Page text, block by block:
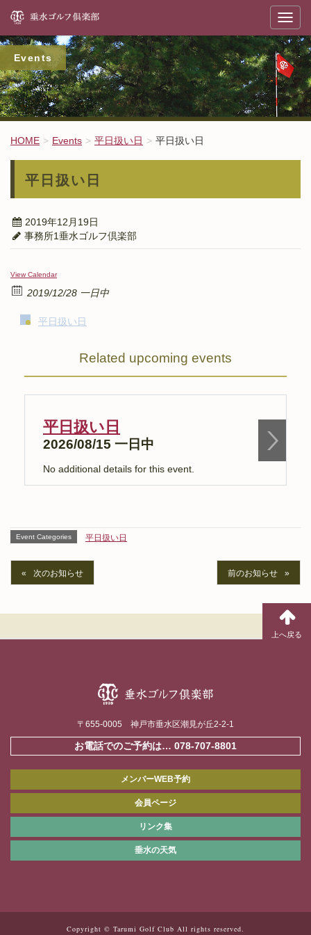
T
g
g
l
e
n
a
v
i
a
n
垂
Events
HOME Events 平日扱い日 平日扱い日
平日扱い日
2019年12月19日
事務所1垂水ゴルフ倶楽部
View Calendar
2019/12/28 一日中
平日扱い日
Related upcoming events
平日扱い日
2026/08/15 一日中
No additional details for this event.
Event Categories 平日扱い日
次のお知らせ 前のお知らせ
〒655-0005 神戸市垂水区潮見が丘2-2-1
お電話でのご予約は… 078-707-8801
メンバーWEB予約
会員ページ
リンク集
垂水の天気
Copyright © Tarumi Golf Club All rights reserved.